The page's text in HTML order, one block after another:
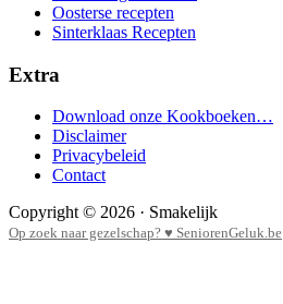
Oosterse recepten
Sinterklaas Recepten
Extra
Download onze Kookboeken…
Disclaimer
Privacybeleid
Contact
Copyright © 2026 · Smakelijk
Op zoek naar gezelschap? ♥ SeniorenGeluk.be